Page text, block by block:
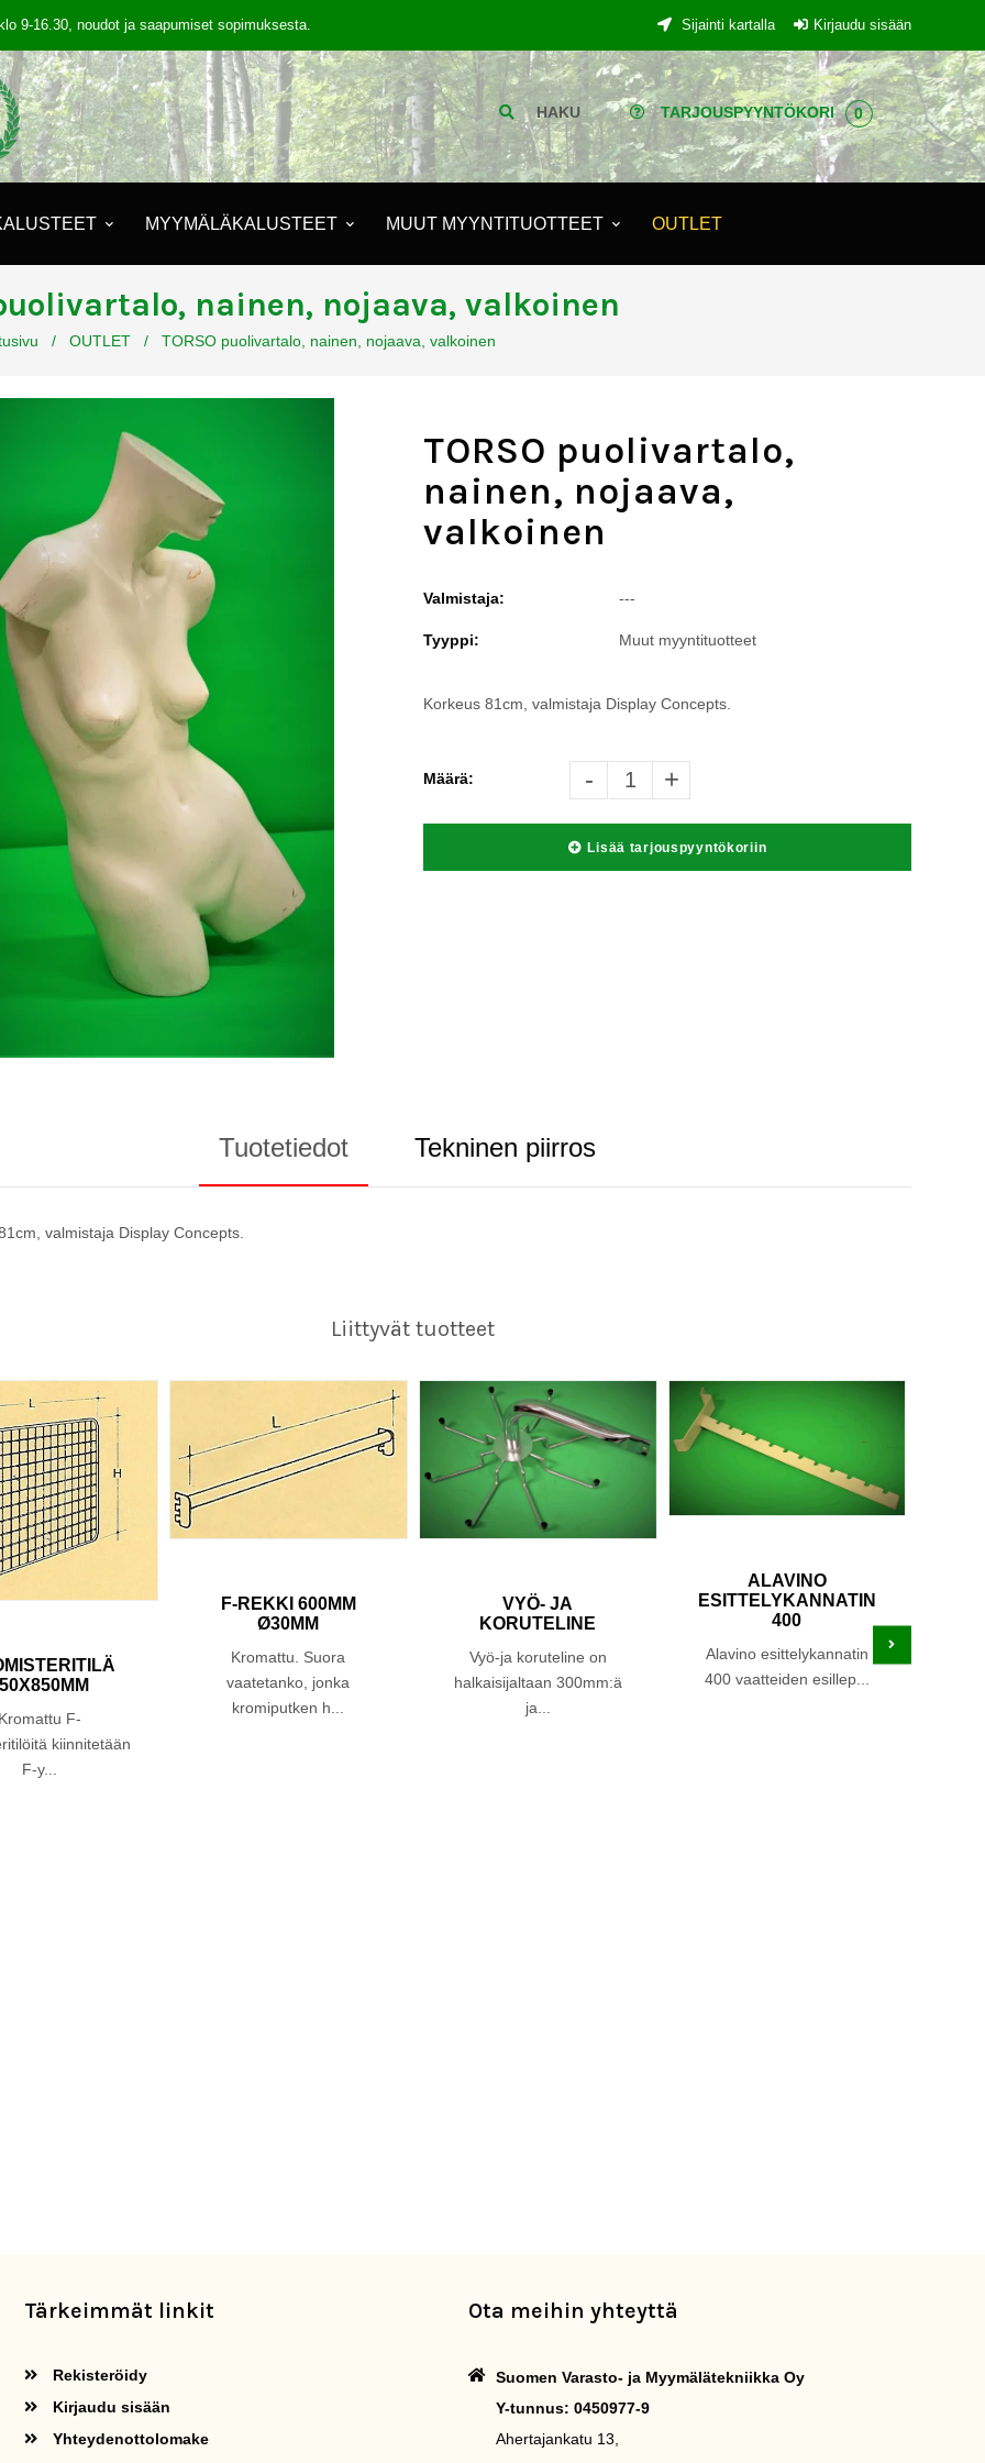
9-16.30, noudot ja saapumiset sopimuksesta. Sijainti kartalla Kirjaudu sisään
HAKU TARJOUSPYYNTÖKORI 0
MYYMÄLÄKALUSTEET MUUT MYYNTITUOTTEET OUTLET
nainen, nojaava, valkoinen
/ OUTLET / TORSO puolivartalo, nainen, nojaava, valkoinen
TORSO puolivartalo,
nainen, nojaava,
valkoinen
Valmistaja: ---
Tyyppi: Muut myyntituotteet
Korkeus 81cm, valmistaja Display Concepts.
Määrä: - +
Lisää tarjouspyyntökoriin
Tuotetiedot Tekninen piirros
valmistaja Display Concepts.
Liittyvät tuotteet
Kromattu F-
kiinnitetään
F-y...
F-REKKI 600MM
Ø30MM
Kromattu. Suora
vaatetanko, jonka
kromiputken h...
VYÖ- JA
KORUTELINE
Vyö-ja koruteline on
halkaisijaltaan 300mm:ä
ja...
ALAVINO
ESITTELYKANNATIN
400
Alavino esittelykannatin
400 vaatteiden esillep...
Tärkeimmät linkit
Rekisteröidy
Kirjaudu sisään
Yhteydenottolomake
Ota meihin yhteyttä
Suomen Varasto- ja Myymälätekniikka Oy
Y-tunnus: 0450977-9
Ahertajankatu 13,